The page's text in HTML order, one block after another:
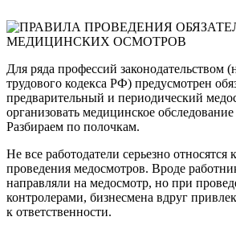
Для ряда профессий законодательством
трудового кодекса РФ) предусмотрен
предварительный и периодический
организовать медицинское
Разбираем по полочкам.
Не все работодатели серьезно относятся
проведения медосмотров. Вроде
направляли на медосмотр, но при
контролерами, бизнесмена вдруг
к ответственности.